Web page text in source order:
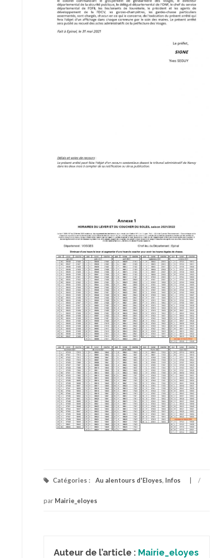
Catégories : Au alentours d'Eloyes, Infos /
par Mairie_eloyes
Auteur de l’article : Mairie_eloyes